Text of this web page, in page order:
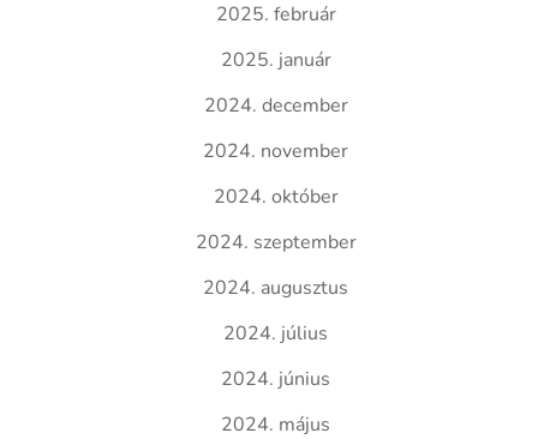
2025. február
2025. január
2024. december
2024. november
2024. október
2024. szeptember
2024. augusztus
2024. július
2024. június
2024. május